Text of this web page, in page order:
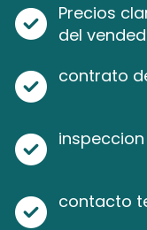
Precios
del
contrato
contacto